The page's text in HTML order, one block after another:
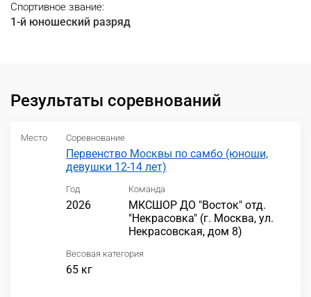
Спортивное звание:
1-й юношеский разряд
Результаты соревнований
Место Соревнование
Первенство Москвы по самбо (юноши,
девушки 12-14 лет)
Год
2026
Команда
МКСШОР ДО "Восток" отд.
"Некрасовка" (г. Москва, ул.
Некрасовская, дом 8)
Весовая категория
65 кг